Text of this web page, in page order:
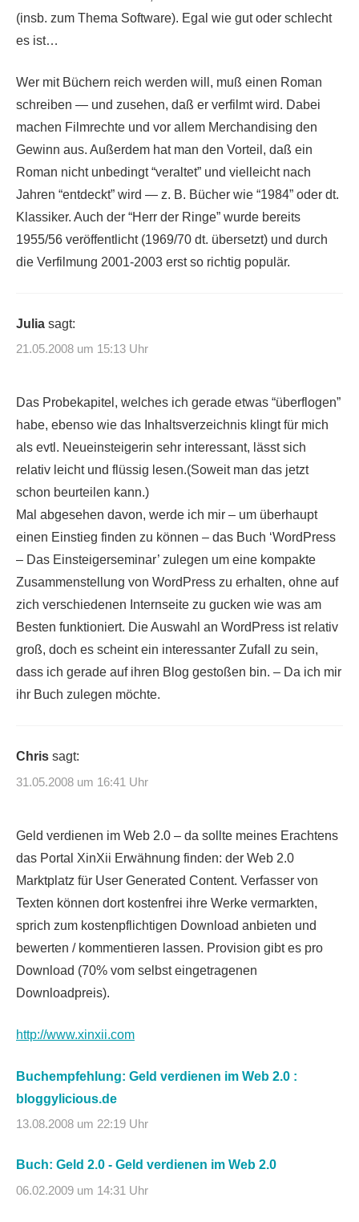
(insb. zum Thema Software). Egal wie gut oder schlecht
es ist…
Wer mit Büchern reich werden will, muß einen Roman
schreiben — und zusehen, daß er verfilmt wird. Dabei
machen Filmrechte und vor allem Merchandising den
Gewinn aus. Außerdem hat man den Vorteil, daß ein
Roman nicht unbedingt “veraltet” und vielleicht nach
Jahren “entdeckt” wird — z. B. Bücher wie “1984” oder dt.
Klassiker. Auch der “Herr der Ringe” wurde bereits
1955/56 veröffentlicht (1969/70 dt. übersetzt) und durch
die Verfilmung 2001-2003 erst so richtig populär.
Julia sagt:
21.05.2008 um 15:13 Uhr
Das Probekapitel, welches ich gerade etwas “überflogen”
habe, ebenso wie das Inhaltsverzeichnis klingt für mich
als evtl. Neueinsteigerin sehr interessant, lässt sich
relativ leicht und flüssig lesen.(Soweit man das jetzt
schon beurteilen kann.)
Mal abgesehen davon, werde ich mir – um überhaupt
einen Einstieg finden zu können – das Buch ‘WordPress
– Das Einsteigerseminar’ zulegen um eine kompakte
Zusammenstellung von WordPress zu erhalten, ohne auf
zich verschiedenen Internseite zu gucken wie was am
Besten funktioniert. Die Auswahl an WordPress ist relativ
groß, doch es scheint ein interessanter Zufall zu sein,
dass ich gerade auf ihren Blog gestoßen bin. – Da ich mir
ihr Buch zulegen möchte.
Chris sagt:
31.05.2008 um 16:41 Uhr
Geld verdienen im Web 2.0 – da sollte meines Erachtens
das Portal XinXii Erwähnung finden: der Web 2.0
Marktplatz für User Generated Content. Verfasser von
Texten können dort kostenfrei ihre Werke vermarkten,
sprich zum kostenpflichtigen Download anbieten und
bewerten / kommentieren lassen. Provision gibt es pro
Download (70% vom selbst eingetragenen
Downloadpreis).
http://www.xinxii.com
Buchempfehlung: Geld verdienen im Web 2.0 :
bloggylicious.de
13.08.2008 um 22:19 Uhr
Buch: Geld 2.0 - Geld verdienen im Web 2.0
06.02.2009 um 14:31 Uhr